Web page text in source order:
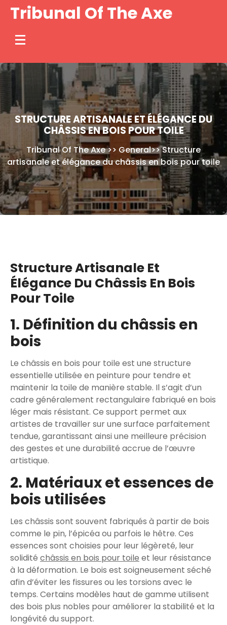
SkipTribunal Of The Axe
STRUCTURE ARTISANALE ET ÉLÉGANCE DU
CHÂSSIS EN BOIS POUR TOILE
Tribunal Of The Axe>> General>>Structure
artisanale et élégance du châssis en bois pour toile
Structure Artisanale Et
Élégance Du Châssis En Bois
Pour Toile
1. Définition du châssis en
bois
Le châssis en bois pour toile est une structure
essentielle utilisée en peinture pour tendre et
maintenir la toile de manière stable. Il s’agit d’un
cadre généralement rectangulaire fabriqué en bois
léger mais résistant. Ce support permet aux
artistes de travailler sur une surface parfaitement
tendue, garantissant ainsi une meilleure précision
des gestes et une durabilité accrue de l’œuvre
artistique.
2. Matériaux et essences de
bois utilisées
Les châssis sont souvent fabriqués à partir de bois
comme le pin, l’épicéa ou parfois le hêtre. Ces
essences sont choisies pour leur légèreté, leur
solidité châssis en bois pour toile et leur résistance
à la déformation. Le bois est soigneusement séché
afin d’éviter les fissures ou les torsions avec le
temps. Certains modèles haut de gamme utilisent
des bois plus nobles pour améliorer la stabilité et la
longévité du support.